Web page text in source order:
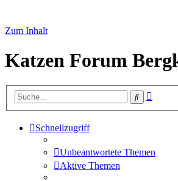
Zum Inhalt
Katzen Forum
Suche
Schnellzugriff
Unbeantwortete Themen
Aktive Themen